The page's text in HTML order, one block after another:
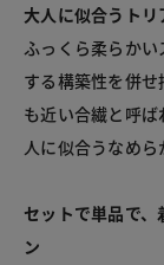
大人に似合うト
ふっくら柔らか
する構築性を併
も近い合繊と呼
人に似合うなめ
セットで単品で
ン